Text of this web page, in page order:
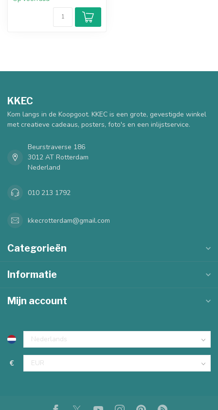
KKEC
Kom langs in de Koopgoot. KKEC is een grote, gevestigde winkel
met creatieve cadeaus, posters, foto's en een inlijstservice.
Beurstraverse 186
3012 AT Rotterdam
Nederland
010 213 1792
kkecrotterdam@gmail.com
Categorieën
Informatie
Mijn account
€